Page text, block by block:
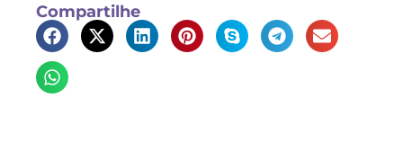
Compartilhe